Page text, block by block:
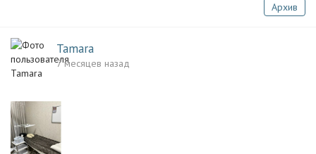
Архив
Tamara
7 месяцев назад